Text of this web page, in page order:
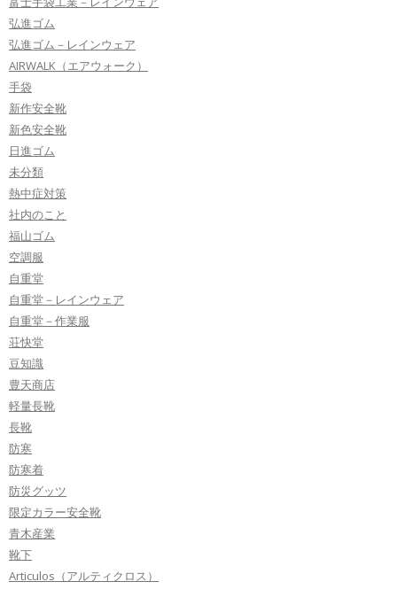
弘進ゴム
弘進ゴム－レインウェア
AIRWALK（エアウォーク）
手袋
新作安全靴
新色安全靴
日進ゴム
未分類
熱中症対策
社内のこと
福山ゴム
空調服
自重堂
自重堂－レインウェア
自重堂－作業服
荘快堂
豆知識
豊天商店
軽量長靴
長靴
防寒
防寒着
防災グッツ
限定カラー安全靴
青木産業
靴下
Articulos（アルティクロス）